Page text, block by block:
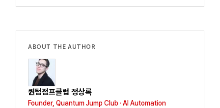
ABOUT THE AUTHOR
퀀텀점프클럽 정상록
Founder, Quantum Jump Club · AI Automation